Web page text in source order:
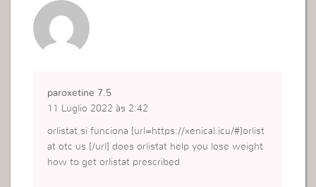
paroxetine 7.5
11 Luglio 2022 às 2:42
orlistat si funciona [url=https://xenical.icu/#]orlist
at otc us [/url] does orlistat help you lose weight
how to get orlistat prescribed